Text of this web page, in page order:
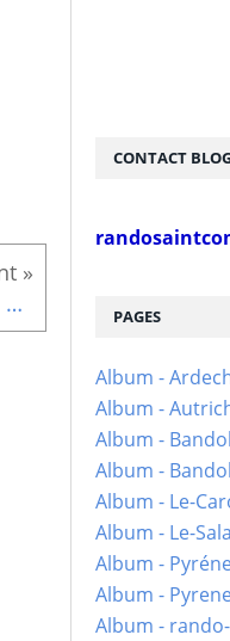
La vallée de Marnhac le Jeudi 9 Mars PAGES
Album -
Album -
Album -
Album -
Album - Le-
Album - Le-
Album -
Album -
Album -
CONTACT